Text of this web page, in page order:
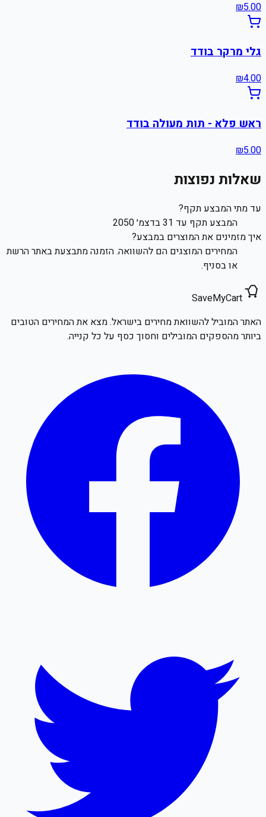
₪5.00
גלי מרקר בודד
₪4.00
ראש פלא - תות מעולה בודד
₪5.00
שאלות נפוצות
עד מתי המבצע תקף?
המבצע תקף עד 31 בדצמ׳ 2050
איך מזמינים את המוצרים במבצע?
המחירים המוצגים הם להשוואה. הזמנה מתבצעת באתר הרשת
או בסניף.
SaveMyCart
האתר המוביל להשוואת מחירים בישראל. מצא את המחירים הטובים
ביותר מהספקים המובילים וחסוך כסף על כל קנייה.